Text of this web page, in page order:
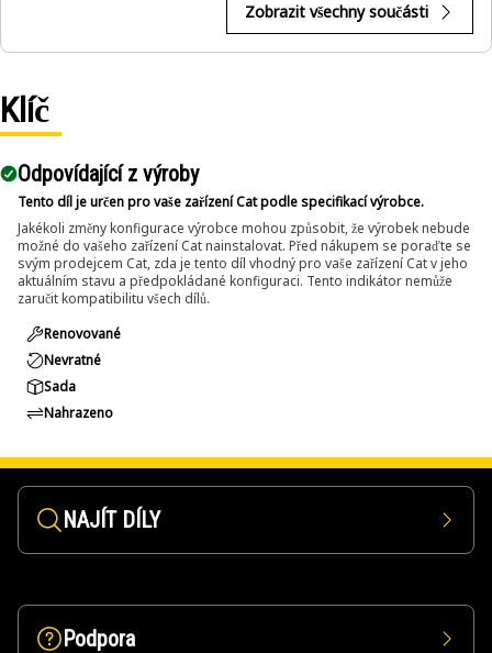
Zobrazit všechny součásti
Klíč
Odpovídající z výroby
Tento díl je určen pro vaše zařízení Cat podle specifikací výrobce.
Jakékoli změny konfigurace výrobce mohou způsobit, že výrobek nebude
možné do vašeho zařízení Cat nainstalovat. Před nákupem se poraďte se
svým prodejcem Cat, zda je tento díl vhodný pro vaše zařízení Cat v jeho
aktuálním stavu a předpokládané konfiguraci. Tento indikátor nemůže
zaručit kompatibilitu všech dílů.
Renovované
Nevratné
Sada
Nahrazeno
NAJÍT DÍLY
Podpora